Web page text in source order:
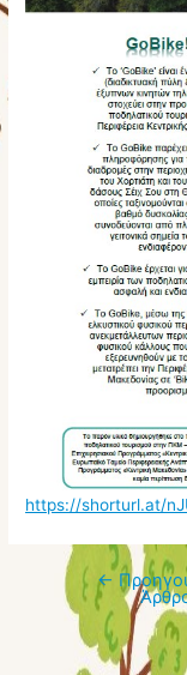
https://shorturl.at/
Πλοήγηση
άρθρων
←